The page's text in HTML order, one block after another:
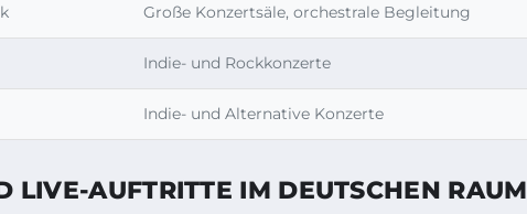
Große Konzertsäle, orchestrale Begleitung
Indie- und Rockkonzerte
Indie- und Alternative Konzerte
AUFTRITTE IM DEUTSCHEN RAUM